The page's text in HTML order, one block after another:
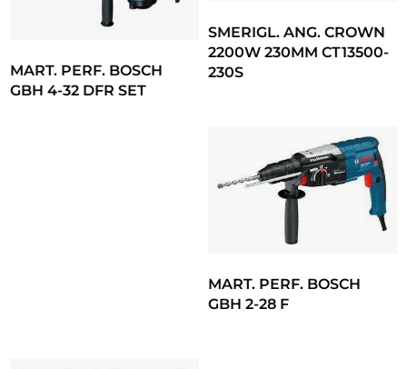
MART. PERF. BOSCH
GBH 4-32 DFR SET
SMERIGL. ANG. CROWN
2200W 230MM CT13500-
230S
MART. PERF. BOSCH
GBH 2-28 F